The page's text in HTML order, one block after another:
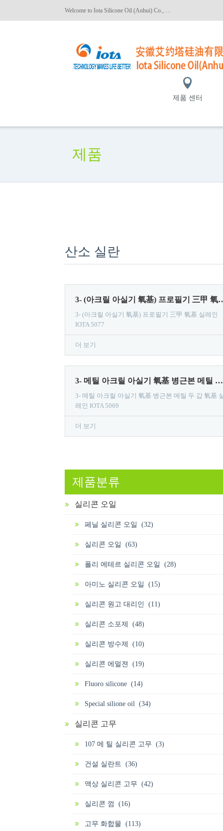
Welcome to Iota Silicone Oil (Anhui) Co., Ltd.!
제품 센터
제품
산소 실란
3- (아크릴 아실기 氧基) 프
3- (아크릴 아실기 氧基) 프로필기 三甲 氧基 실레인
IOTA 5077
더 보기
3- 메틸 아크릴 아실기 氧基 병근본 메틸 두 갑 氧基 실레인 IOTA 5069
3- 메틸 아크릴 아실기 氧基 병근본 메틸 두 갑 氧基
레인 IOTA 5069
더 보기
제품분류
실리콘 오일
페닐 실리콘 오일 (32)
실리콘 오일 (63)
폴리 에테르 실리콘 오일 (28)
아미노 실리콘 오일 (15)
실리콘 원고 대리인 (11)
실리콘 소포제 (48)
실리콘 방수제 (10)
실리콘 에멀젼 (19)
Fluoro silicone (14)
Special silione oil (34)
실리콘 고무
107 메 틸 실리콘 고무 (3)
건설 실란트 (36)
액상 실리콘 고무 (42)
실리콘 껌 (16)
고무 화합물 (113)